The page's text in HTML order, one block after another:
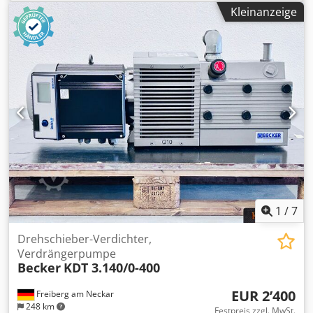
Kleinanzeige
1 /7
Freiberg am Neckar
248 km
Drehschieber-Verdichter,
Verdrängerpumpe
Becker KDT 3.140/0-400
EUR 2’400